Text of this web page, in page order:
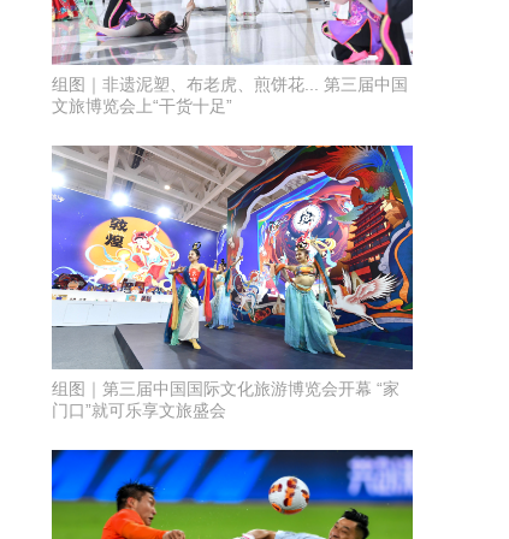
组图｜非遗泥塑、布老虎、煎饼花... 第三届中国
文旅博览会上“干货十足”
组图｜第三届中国国际文化旅游博览会开幕 “家
门口”就可乐享文旅盛会